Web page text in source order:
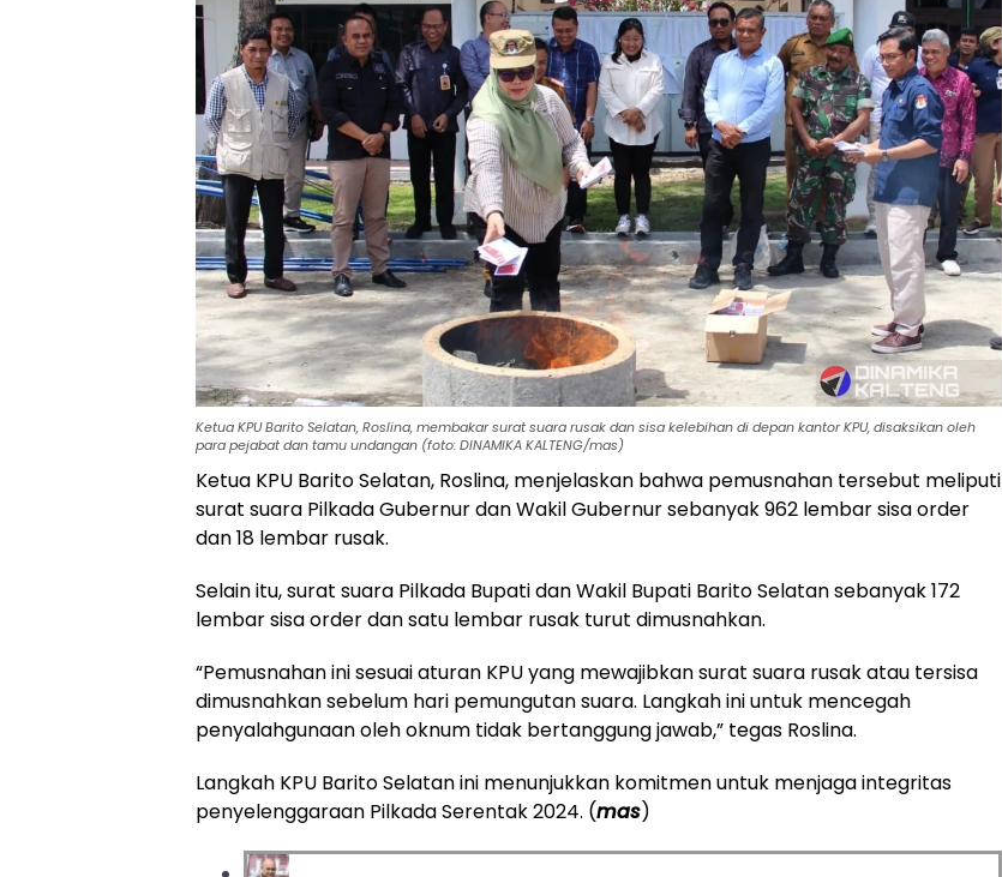
Ketua KPU Barito Selatan, Roslina, membakar surat suara rusak dan sisa kelebihan di depan kantor KPU, disaksikan oleh
para pejabat dan tamu undangan (foto: DINAMIKA KALTENG/mas)
Ketua KPU Barito Selatan, Roslina, menjelaskan bahwa pemusnahan tersebut meliputi
surat suara Pilkada Gubernur dan Wakil Gubernur sebanyak 962 lembar sisa order
dan 18 lembar rusak.
Selain itu, surat suara Pilkada Bupati dan Wakil Bupati Barito Selatan sebanyak 172
lembar sisa order dan satu lembar rusak turut dimusnahkan.
“Pemusnahan ini sesuai aturan KPU yang mewajibkan surat suara rusak atau tersisa
dimusnahkan sebelum hari pemungutan suara. Langkah ini untuk mencegah
penyalahgunaan oleh oknum tidak bertanggung jawab,” tegas Roslina.
Langkah KPU Barito Selatan ini menunjukkan komitmen untuk menjaga integritas
penyelenggaraan Pilkada Serentak 2024. (mas)